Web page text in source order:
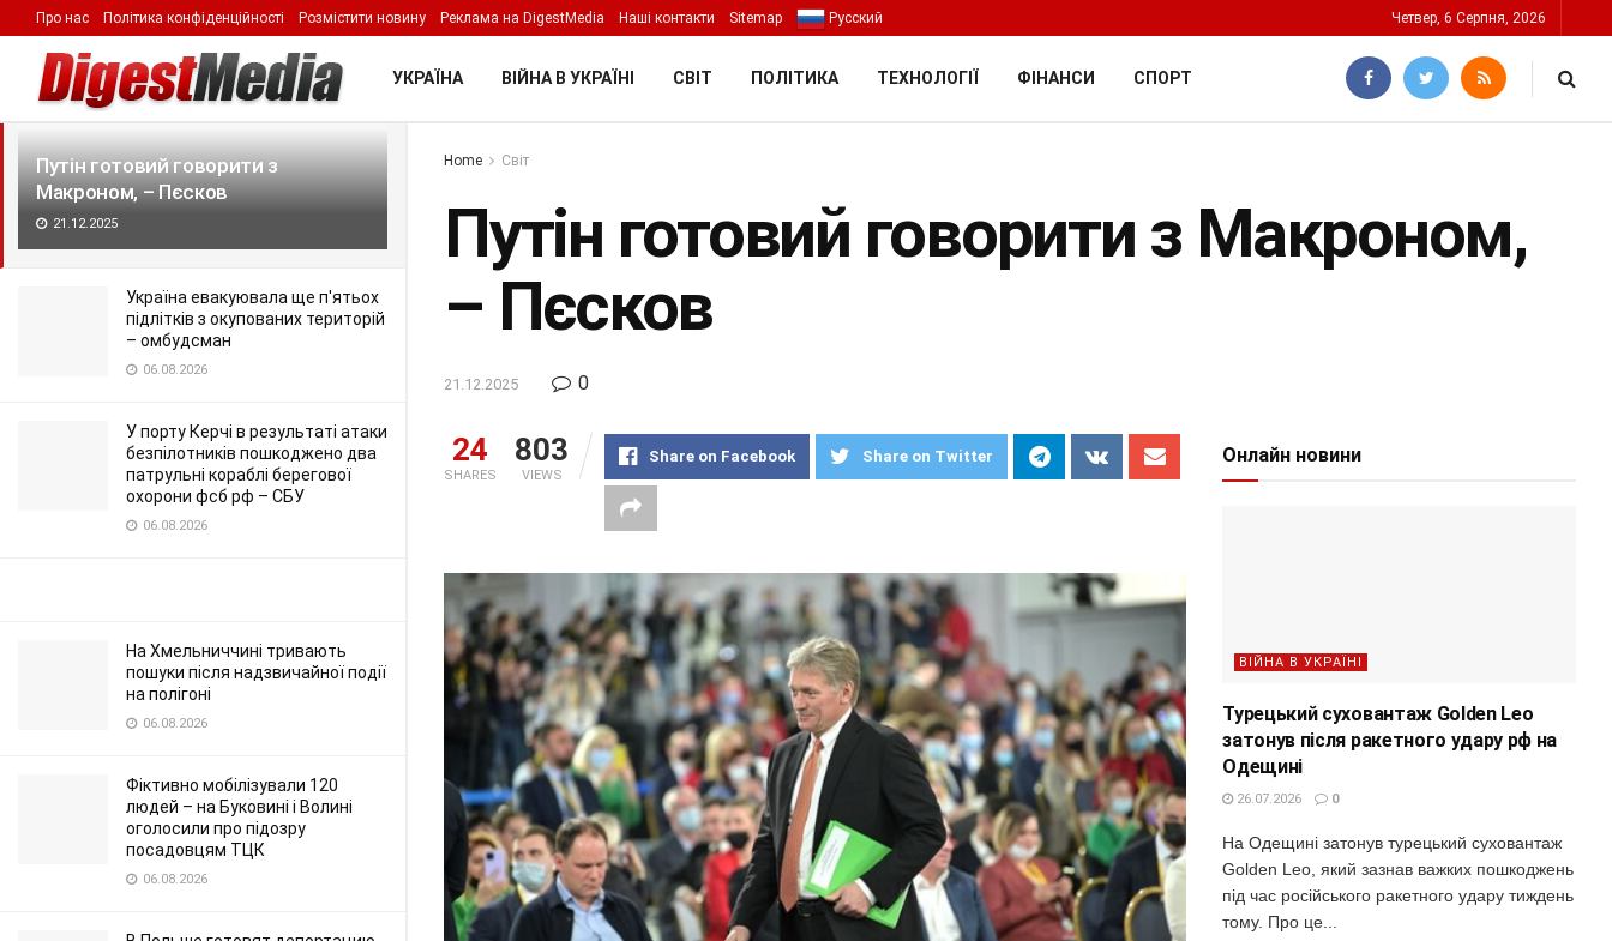
LATEST TRENDING Filter
Путін готовий говорити з
Макроном, – Пєсков
21.12.2025
Україна евакуювала ще п'ятьох
підлітків з окупованих територій
– омбудсман
06.08.2026
У порту Керчі в результаті атаки
безпілотників пошкоджено два
патрульні кораблі берегової
охорони фсб рф – СБУ
06.08.2026
На Хмельниччині тривають
пошуки після надзвичайної події
на полігоні
06.08.2026
Фіктивно мобілізували 120
людей – на Буковині і Волині
оголосили про підозру
посадовцям ТЦК
06.08.2026
Про нас Політика конфіденційності Розмістити новину Реклама на DigestMedia Наші контакти Sitemap Русский Четвер, 6 Серпня, 2026
УКРАЇНА ВІЙНА В УКРАЇНІ СВІТ ПОЛІТИКА ТЕХНОЛОГІЇ ФІНАНСИ СПОРТ
Home Світ
Путін готовий говорити з Макроном,
– Пєсков
21.12.2025 0
24
SHARES
803
VIEWS
Share on Facebook Share on Twitter Онлайн новини
ВІЙНА В УКРАЇНІ
Турецький суховантаж Golden Leo
затонув після ракетного удару рф на
Одещині
26.07.2026 0
На Одещині затонув турецький суховантаж
Golden Leo, який зазнав важких пошкоджень
під час російського ракетного удару тиждень
тому. Про це...